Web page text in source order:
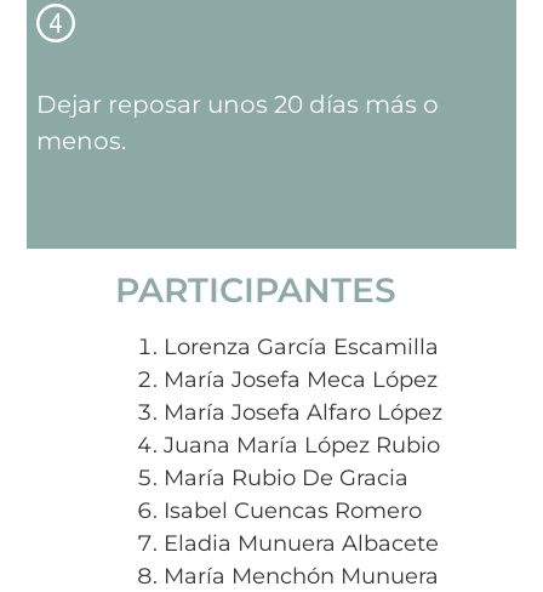
Dejar reposar unos 20 días más o
menos.
PARTICIPANTES
Lorenza García Escamilla
María Josefa Meca López
María Josefa Alfaro López
Juana María López Rubio
María Rubio De Gracia
Isabel Cuencas Romero
Eladia Munuera Albacete
María Menchón Munuera